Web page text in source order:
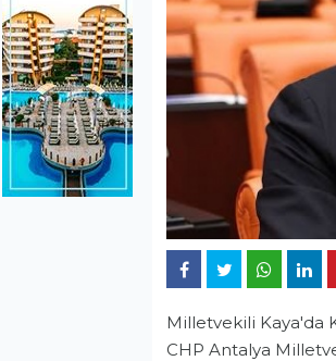
Milletvekili Kaya'da
CHP Antalya